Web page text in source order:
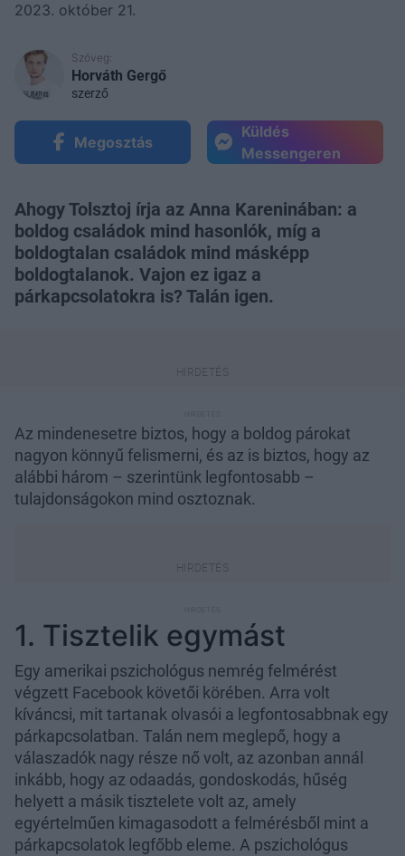
2023. október 21.
Szöveg:
Horváth Gergő
szerző
Megosztás
Küldés
Messengeren
Ahogy Tolsztoj írja az Anna Kareninában: a
boldog családok mind hasonlók, míg a
boldogtalan családok mind másképp
boldogtalanok. Vajon ez igaz a
párkapcsolatokra is? Talán igen.
Az mindenesetre biztos, hogy a boldog párokat
nagyon könnyű felismerni, és az is biztos, hogy az
alábbi három – szerintünk legfontosabb –
tulajdonságokon mind osztoznak.
1. Tisztelik egymást
Egy amerikai pszichológus nemrég felmérést
végzett Facebook követői körében. Arra volt
kíváncsi, mit tartanak olvasói a legfontosabbnak egy
párkapcsolatban. Talán nem meglepő, hogy a
válaszadók nagy része nő volt, az azonban annál
inkább, hogy az odaadás, gondoskodás, hűség
helyett a másik tisztelete volt az, amely
egyértelműen kimagasodott a felmérésből mint a
párkapcsolatok legfőbb eleme. A pszichológus